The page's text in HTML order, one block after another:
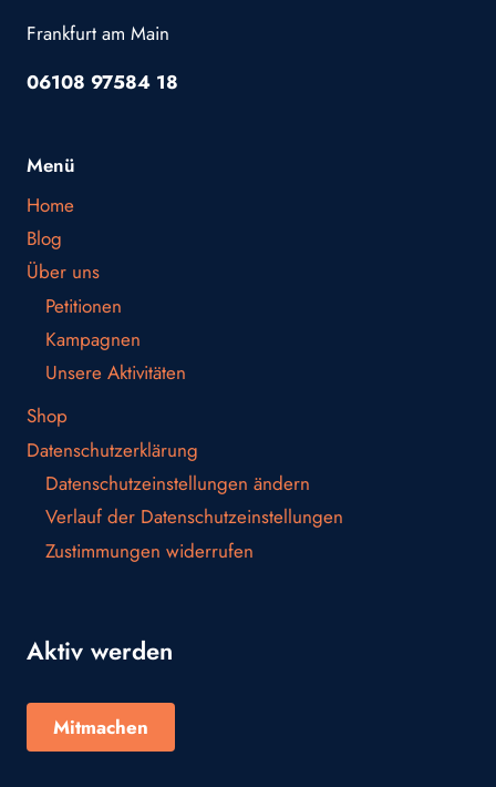
Frankfurt am Main
06108 97584 18
Menü
Home
Blog
Über uns
Petitionen
Kampagnen
Unsere Aktivitäten
Shop
Datenschutzerklärung
Datenschutzeinstellungen ändern
Verlauf der Datenschutzeinstellungen
Zustimmungen widerrufen
Aktiv werden
Mitmachen